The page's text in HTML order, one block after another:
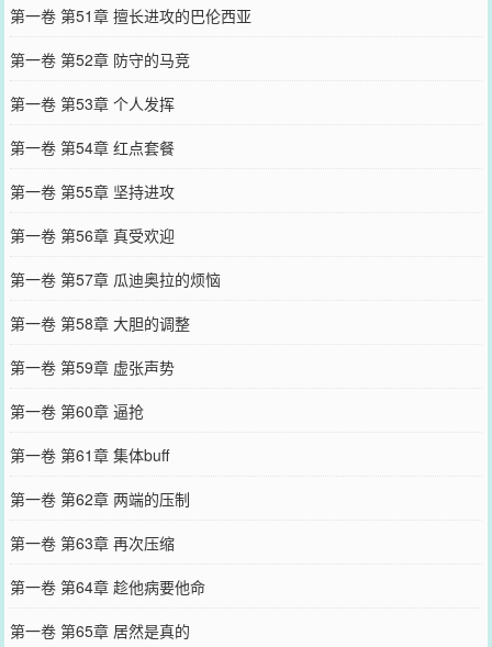
第一卷 第51章 擅长进攻的巴伦西亚
第一卷 第52章 防守的马竞
第一卷 第53章 个人发挥
第一卷 第54章 红点套餐
第一卷 第55章 坚持进攻
第一卷 第56章 真受欢迎
第一卷 第57章 瓜迪奥拉的烦恼
第一卷 第58章 大胆的调整
第一卷 第59章 虚张声势
第一卷 第60章 逼抢
第一卷 第61章 集体buff
第一卷 第62章 两端的压制
第一卷 第63章 再次压缩
第一卷 第64章 趁他病要他命
第一卷 第65章 居然是真的